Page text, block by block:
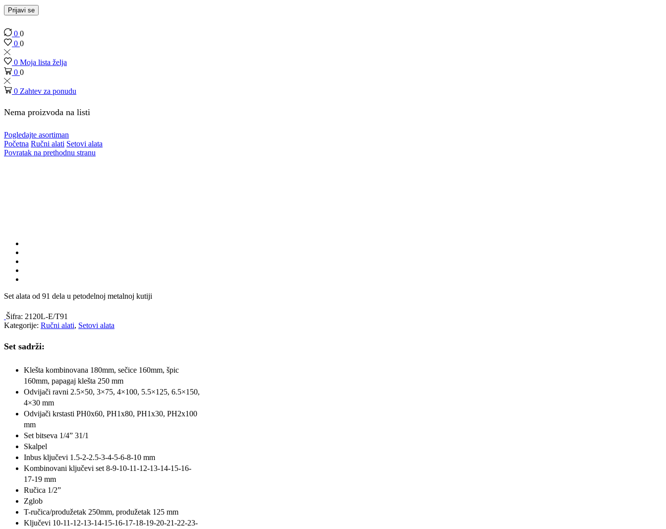
Prijavi se
0 0
0 0
0 Moja lista želja
0 0
0 Zahtev za ponudu
Nema proizvoda na listi
Pogledajte asortiman
Početna Ručni alati Setovi alata
Povratak na prethodnu stranu
Set alata od 91 dela u petodelnoj metalnoj kutiji
Šifra: 2120L-E/T91
Kategorije: Ručni alati, Setovi alata
Set sadrži:
Klešta kombinovana 180mm, sečice 160mm, špic
160mm, papagaj klešta 250 mm
Odvijači ravni 2.5×50, 3×75, 4×100, 5.5×125, 6.5×150,
4×30 mm
Odvijači krstasti PH0x60, PH1x80, PH1x30, PH2x100
mm
Set bitseva 1/4” 31/1
Skalpel
Inbus ključevi 1.5-2-2.5-3-4-5-6-8-10 mm
Kombinovani ključevi set 8-9-10-11-12-13-14-15-16-
17-19 mm
Ručica 1/2”
Zglob
T-ručica/produžetak 250mm, produžetak 125 mm
Ključevi 10-11-12-13-14-15-16-17-18-19-20-21-22-23-